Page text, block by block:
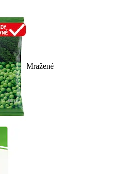
Mražené